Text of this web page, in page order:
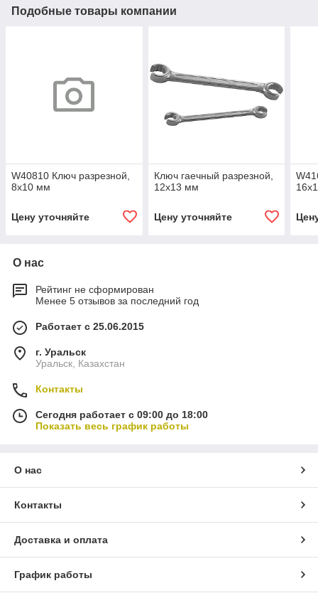
Подобные товары компании
W40810 Ключ разрезной,
8x10 мм
Цену уточняйте
Ключ гаечный разрезной,
12х13 мм
Цену уточняйте
О нас
Рейтинг не сформирован
Менее 5 отзывов за последний год
Работает с 25.06.2015
г. Уральск
Уральск, Казахстан
Контакты
Сегодня работает с 09:00 до 18:00
Показать весь график работы
О нас
Контакты
Доставка и оплата
График работы